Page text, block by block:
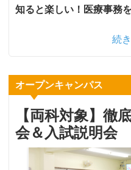
知ると楽しい！医療事務
続
オープンキャンパス
【両科対象】徹
会＆入試説明会